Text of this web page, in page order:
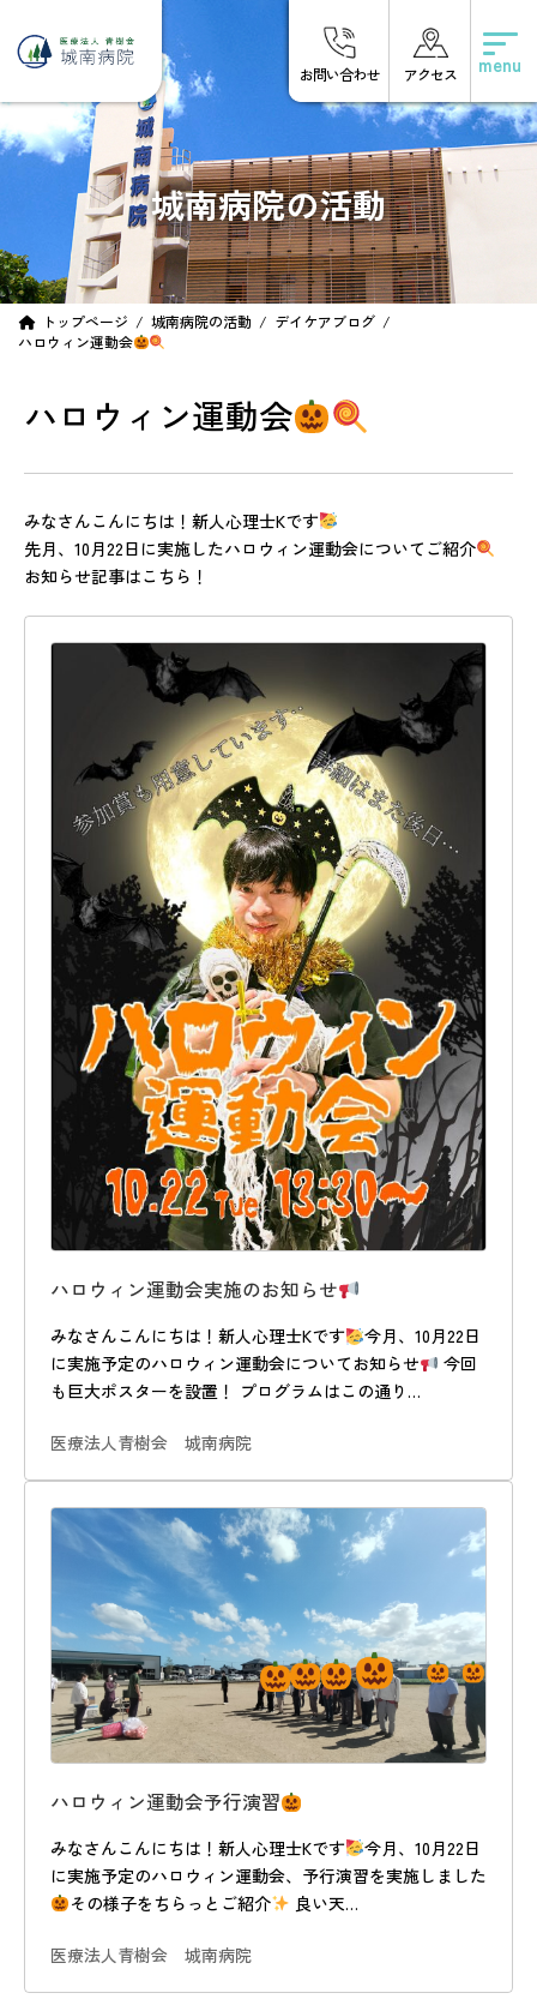
ツ
へ
ス
シ
ョ
ン
お問い合わせ アクセス
城南病院の活動
トップページ 城南病院の活動
デイケアブログ
ハロウィン運動会
ハロウィン運動会
みなさんこんにちは！新人心理士Kです
先月、10月22日に実施したハロウィン運動会についてご紹介
お知らせ記事はこちら！
ハロウィン運動会実施のお知らせ
みなさんこんにちは！新人心理士Kです
今月、10月22日
に実施予定のハロウィン運動会についてお知らせ
今回
も巨大ポスターを設置！ プログラムはこの通り…
医療法人青樹会 城南病院
ハロウィン運動会予行演習
みなさんこんにちは！新人心理士Kです
今月、10月22日
に実施予定のハロウィン運動会、予行演習を実施しました
その様子をちらっとご紹介
良い天…
医療法人青樹会 城南病院